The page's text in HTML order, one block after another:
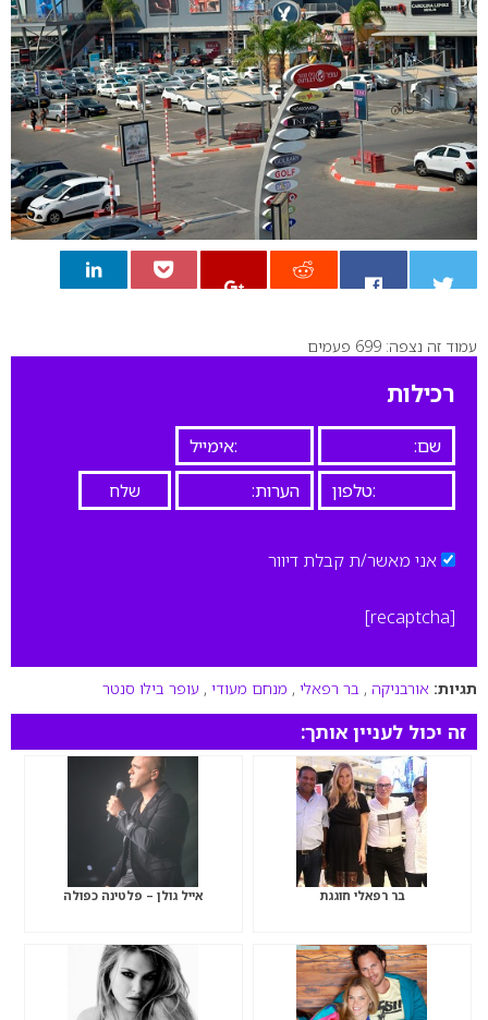
0
עמוד זה נצפה: 699 פעמים
רכילות
אני מאשר/ת קבלת דיוור
[recaptcha]
תגיות: אורבניקה , בר רפאלי , מנחם מעודי , עופר בילו סנטר
זה יכול לעניין אותך:
בר רפאלי חוגגת אייל גולן – פלטינה כפולה